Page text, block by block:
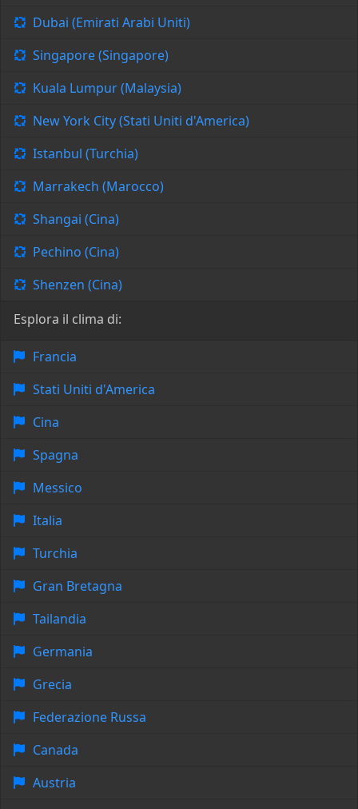
Dubai (Emirati Arabi Uniti)
Singapore (Singapore)
Kuala Lumpur (Malaysia)
New York City (Stati Uniti d'America)
Istanbul (Turchia)
Marrakech (Marocco)
Shangai (Cina)
Pechino (Cina)
Shenzen (Cina)
Esplora il clima di:
Francia
Stati Uniti d'America
Cina
Spagna
Messico
Italia
Turchia
Gran Bretagna
Tailandia
Germania
Grecia
Federazione Russa
Canada
Austria